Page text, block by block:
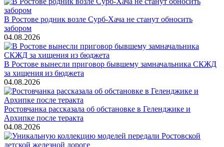
В Ростове родник возле Сурб-Хача не станут обносить
забором
04.08.2026
В Ростове вынесли приговор бывшему замначальника СКЖД
за хищения из бюджета
04.08.2026
Ростовчанка рассказала об обстановке в Геленджике и
Архипке после теракта
04.08.2026